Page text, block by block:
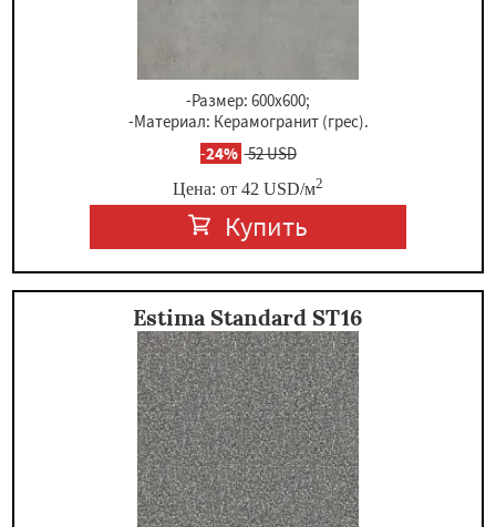
-Размер: 600x600;
-Материал: Керамогранит (грес).
-24% 52 USD
Цена: от 42 USD/м2
Купить
Estima Standard ST16